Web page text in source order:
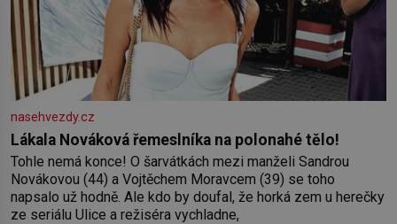
nasehvezdy.cz
Lákala Nováková řemeslníka na polonahé tělo!
Tohle nemá konce! O šarvátkách mezi manželi Sandrou
Novákovou (44) a Vojtěchem Moravcem (39) se toho
napsalo už hodně. Ale kdo by doufal, že horká zem u herečky
ze seriálu Ulice a režiséra vychladne,